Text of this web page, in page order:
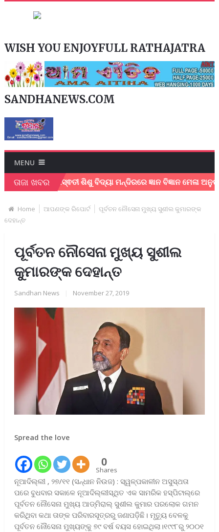
WISH YOU ENJOYFULL RATHAJATRA
SANDHANEWS.COM
MENU
ତାଜା ଖବରସରସ୍ଵତୀ ଶିଶୁ ବିଦ୍ୟା ମନ୍ଦିରରେ ଜ୍ଞାନ ବିଜ୍ଞାନ ମେଳା ଅନୁଷ୍ଠିତ !
Home ଆପଣଙ୍କ ରିପୋର୍ଟ
ପୂର୍ବତନ ନୌସେନା ମୁଖ୍ୟ ସୁଶୀଲ କୁମାରଙ୍କ
ଦେହାନ୍ତ
ପୂର୍ବତନ ନୌସେନା ମୁଖ୍ୟ ସୁଶୀଲ
କୁମାରଙ୍କ ଦେହାନ୍ତ
Sandhan News November 27, 2019
Spread the love
0
Shares
ନୂଆଦିଲ୍ଲୀ , ୨୭/୧୧ (ସନ୍ଧାନ ନିଉଜ) : ସ୍ୱଳ୍ପକାଳୀନ ଅସୁସ୍ଥତା
ପରେ ବୁଧବାର ସକାଳେ ନୂଆଦିଲ୍ଲୀସ୍ଥିତ ଏକ ସାମରିକ ହସ୍‌ପିଟାଲ୍‌ରେ
ପୂର୍ବତନ ନୌସେନା ମୁଖ୍ୟ ଆଡ୍‌ମିରାଲ୍‌ ସୁଶୀଲ କୁମାର ପରଲୋକ ଗମନ
କରିଥିବା କଥା ତାଙ୍କ ପରିବାରସୂତ୍ରରୁ ଜଣାପଡ଼ିଛି। ମୃତ୍ୟୁ ବେଳକୁ
ପୂର୍ବତନ ନୌସେନା ମୁଖ୍ୟଙ୍କୁ ୭୯ ବର୍ଷ ବୟସ ହୋଇଥିଲା।୧୯୯୮ରୁ ୨୦୦୧